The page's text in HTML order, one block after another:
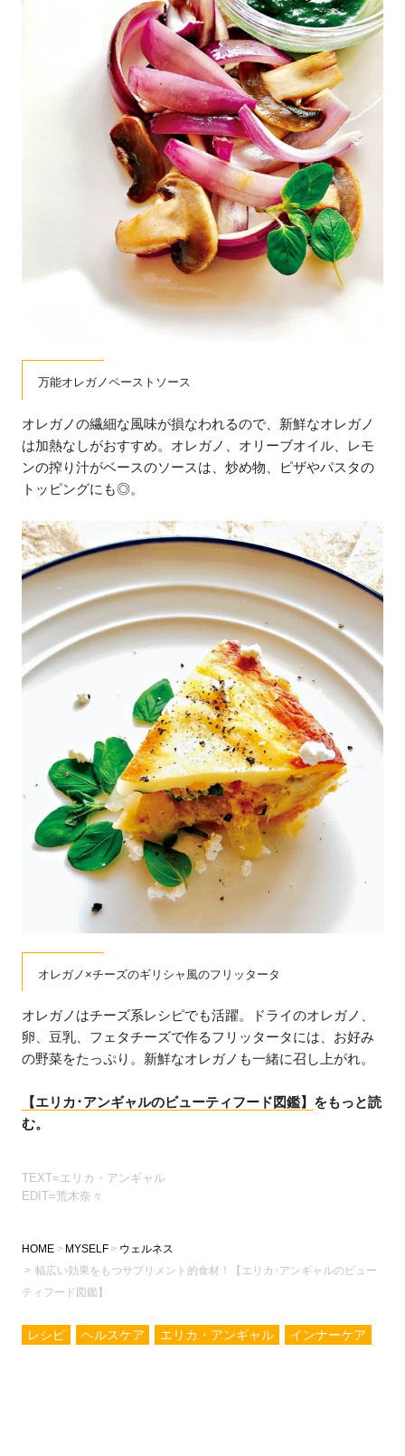
万能オレガノペーストソース
オレガノの繊細な風味が損なわれるので、新鮮なオレガノ
は加熱なしがおすすめ。オレガノ、オリーブオイル、レモ
ンの搾り汁がベースのソースは、炒め物、ピザやパスタの
トッピングにも◎。
オレガノ×チーズのギリシャ風のフリッタータ
オレガノはチーズ系レシピでも活躍。ドライのオレガノ、
卵、豆乳、フェタチーズで作るフリッタータには、お好み
の野菜をたっぷり。新鮮なオレガノも一緒に召し上がれ。
【エリカ･アンギャルのビューティフード図鑑】 をもっと読
む。
TEXT=エリカ・アンギャル
EDIT=荒木奈々
HOME MYSELF
ウェルネス
幅広い効果をもつサプリメント的食材！【エリカ･アンギャルのビュー
ティフード図鑑】
レシピ ヘルスケア エリカ・アンギャル インナーケア